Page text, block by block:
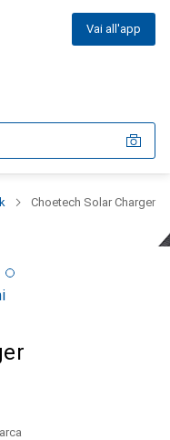
Vai all'app
Choetech Solar Charger